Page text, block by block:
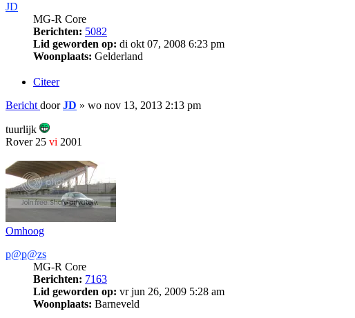
JD
MG-R Core
Berichten: 5082
Lid geworden op: di okt 07, 2008 6:23 pm
Woonplaats: Gelderland
Citeer
Bericht doorJD » wo nov 13, 2013 2:13 pm
tuurlijk
Rover 25 vi 2001
Omhoog
p@p@zs
MG-R Core
Berichten: 7163
Lid geworden op: vr jun 26, 2009 5:28 am
Woonplaats: Barneveld